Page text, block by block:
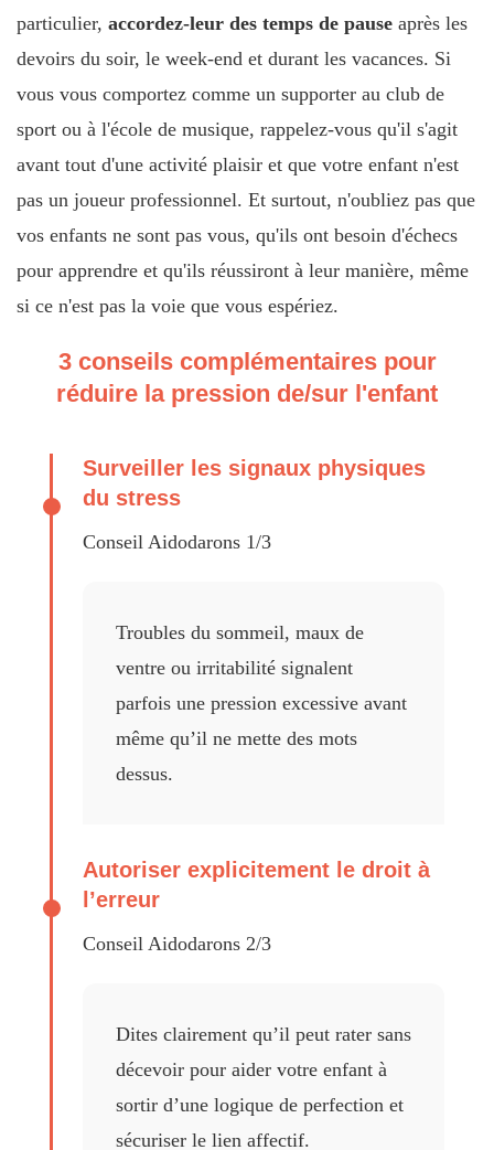
particulier, accordez-leur des temps de pause après les
devoirs du soir, le week-end et durant les vacances. Si
vous vous comportez comme un supporter au club de
sport ou à l'école de musique, rappelez-vous qu'il s'agit
avant tout d'une activité plaisir et que votre enfant n'est
pas un joueur professionnel. Et surtout, n'oubliez pas que
vos enfants ne sont pas vous, qu'ils ont besoin d'échecs
pour apprendre et qu'ils réussiront à leur manière, même
si ce n'est pas la voie que vous espériez.
3 conseils complémentaires pour
réduire la pression de/sur l'enfant
Surveiller les signaux physiques
du stress
Conseil Aidodarons 1/3
Troubles du sommeil, maux de
ventre ou irritabilité signalent
parfois une pression excessive avant
même qu’il ne mette des mots
dessus.
Autoriser explicitement le droit à
l’erreur
Conseil Aidodarons 2/3
Dites clairement qu’il peut rater sans
décevoir pour aider votre enfant à
sortir d’une logique de perfection et
sécuriser le lien affectif.